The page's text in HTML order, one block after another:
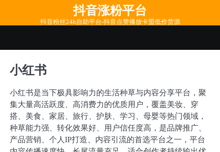
抖音涨粉平台
抖音粉丝24h自助平台-抖音点赞播放卡盟低价货源
小红书
小红书是当下极具影响力的生活种草与内容分享平台，聚
集大量高活跃度、高消费力的优质用户，覆盖美妆、穿
搭、美食、家居、旅行、护肤、学习、母婴等热门领域，
种草能力强、转化效果好、用户信任度高，是品牌推广、
产品营销、个人IP打造、内容引流的首选平台之一，平台